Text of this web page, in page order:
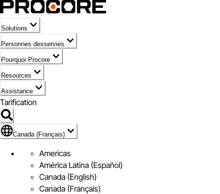
Solutions
Personnes desservies
Pourquoi Procore
Resources
Assistance
Tarification
Pavillon de Canada (Français)
Canada (Français)
Americas
América Latina (Español)
Canada (English)
Canada (Français)